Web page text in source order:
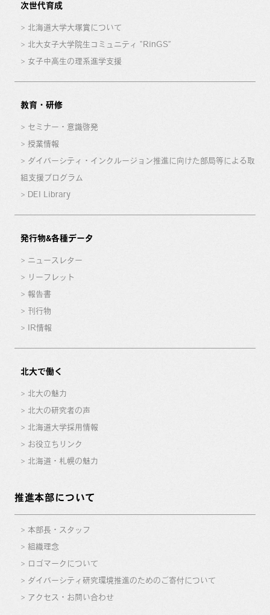
次世代育成
北海道大学大塚賞について
北大女子大学院生コミュニティ “RinGS”
女子中高生の理系進学支援
教育・研修
セミナー・意識啓発
授業情報
ダイバーシティ・インクルージョン推進に向けた部局等による取
組支援プログラム
DEI Library
発行物&各種データ
ニュースレター
リーフレット
報告書
刊行物
IR情報
北大で働く
北大の魅力
北大の研究者の声
北海道大学採用情報
お役立ちリンク
北海道・札幌の魅力
推進本部について
本部長・スタッフ
組織理念
ロゴマークについて
ダイバーシティ研究環境推進のためのご寄付について
アクセス・お問い合わせ